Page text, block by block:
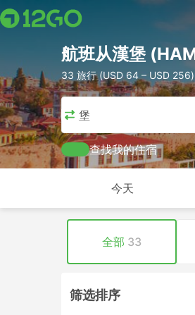
航班从漢堡
33 旅行 (USD 64 – USD 256)
漢堡
查找我的住宿
今天
全部 33
筛选排序